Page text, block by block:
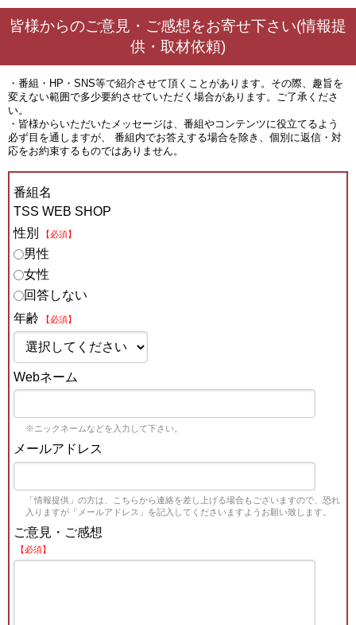
皆様からのご意見・ご感想をお寄せ下さい(情報提
供・取材依頼)
・番組・HP・SNS等で紹介させて頂くことがあります。その際、趣旨を
変えない範囲で多少要約させていただく場合があります。ご了承くださ
い。
・皆様からいただいたメッセージは、番組やコンテンツに役立てるよう
必ず目を通しますが、 番組内でお答えする場合を除き、個別に返信・対
応をお約束するものではありません。
番組名
TSS WEB SHOP
性別
【必須】
男性
女性
回答しない
年齢
【必須】
Webネーム
※ニックネームなどを入力して下さい。
メールアドレス
「情報提供」の方は、こちらから連絡を差し上げる場合もございますので、恐れ
入りますが「メールアドレス」を記入してくださいますようお願い致します。
ご意見・ご感想
【必須】